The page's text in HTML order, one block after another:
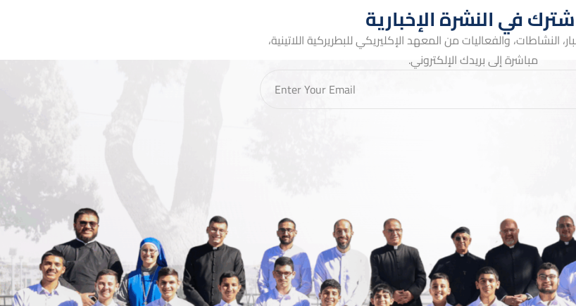
في النشرة الإخبارية
النشاطات، والفعاليات من المعهد الإكليريكي للبطريركية اللاتينية،
مباشرة إلى بريدك الإلكتروني.